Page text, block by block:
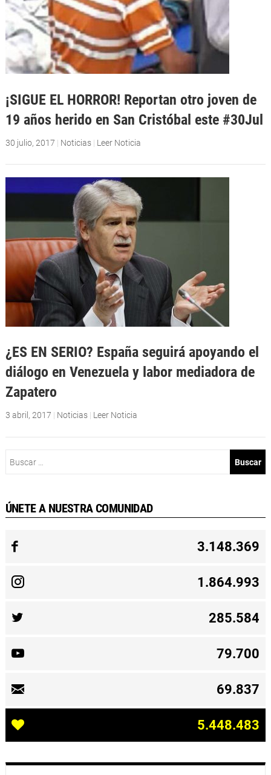
¡SIGUE EL HORROR! Reportan otro joven de
19 años herido en San Cristóbal este #30Jul
30 julio, 2017 | Noticias | Leer Noticia
¿ES EN SERIO? España seguirá apoyando el
diálogo en Venezuela y labor mediadora de
Zapatero
3 abril, 2017 | Noticias | Leer Noticia
ÚNETE A NUESTRA COMUNIDAD
3.148.369
1.864.993
285.584
79.700
69.837
5.448.483